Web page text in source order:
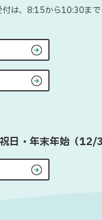
は、8:15から10:30ま
日・年末年始（12/